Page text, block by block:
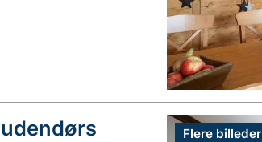
Flere billeder